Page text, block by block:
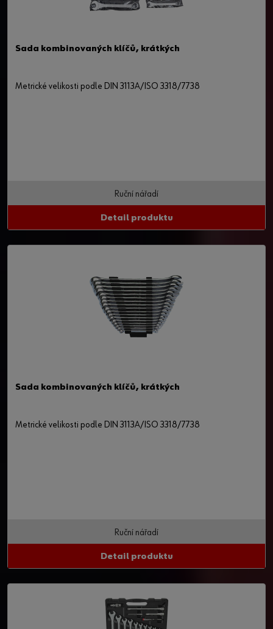
Sada kombinovaných klíčů, krátkých
Metrické velikosti podle DIN 3113A/ISO 3318/7738
Ruční nářadí
Detail produktu
Sada kombinovaných klíčů, krátkých
Metrické velikosti podle DIN 3113A/ISO 3318/7738
Ruční nářadí
Detail produktu